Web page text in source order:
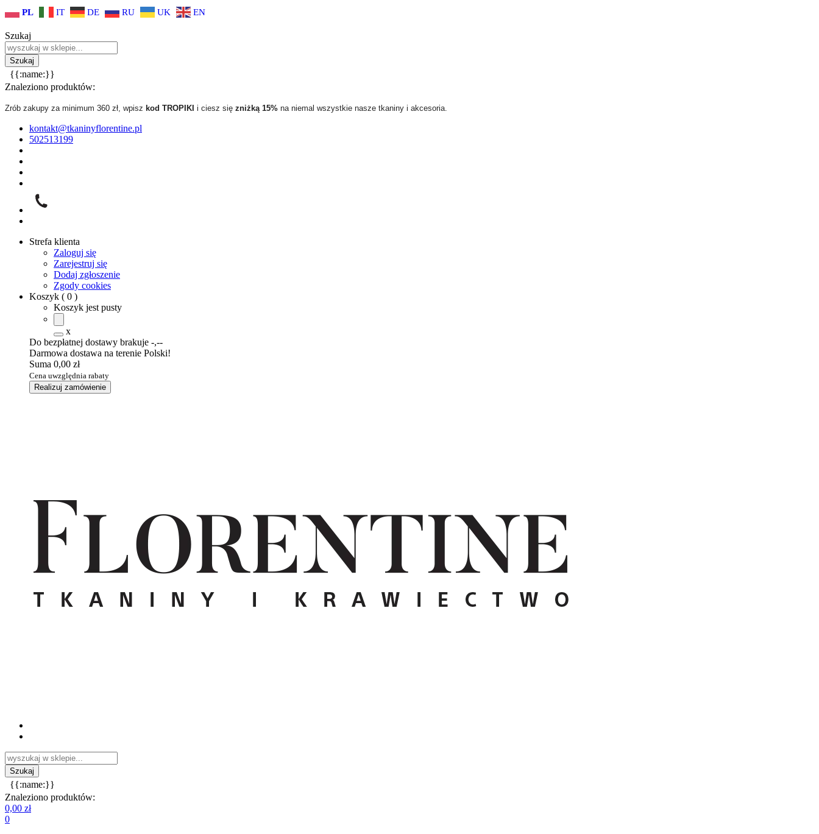
PL IT DE RU UK EN
Szukaj
{{:name:}}
Znaleziono produktów:
Zrób zakupy za minimum 360 zł, wpisz kod TROPIKI i ciesz się zniżką 15% na niemal wszystkie nasze tkaniny i akcesoria.
kontakt@tkaninyflorentine.pl
502513199
Strefa klienta
Zaloguj się
Zarejestruj się
Dodaj zgłoszenie
Zgody cookies
Koszyk ( 0 )
Koszyk jest pusty
x
Do bezpłatnej dostawy brakuje -,--
Darmowa dostawa na terenie Polski!
Suma 0,00 zł
Cena uwzględnia rabaty
Realizuj zamówienie
{{:name:}}
Znaleziono produktów:
0,00 zł
0